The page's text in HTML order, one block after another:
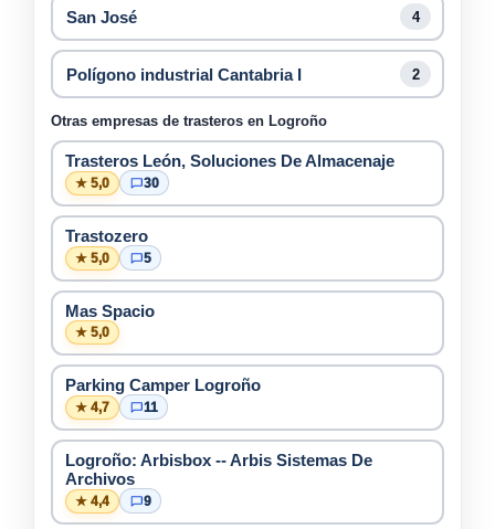
San José 4
Polígono industrial Cantabria I 2
Otras empresas de trasteros en Logroño
Trasteros León, Soluciones De Almacenaje
★ 5,0 30
Trastozero
★ 5,0 5
Mas Spacio
★ 5,0
Parking Camper Logroño
★ 4,7 11
Logroño: Arbisbox -- Arbis Sistemas De
Archivos
★ 4,4 9